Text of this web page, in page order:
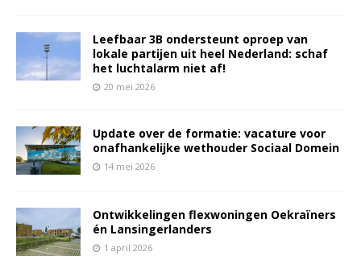
Leefbaar 3B ondersteunt oproep van
lokale partijen uit heel Nederland: schaf
het luchtalarm niet af!
20 mei 2026
Update over de formatie: vacature voor
onafhankelijke wethouder Sociaal Domein
14 mei 2026
Ontwikkelingen flexwoningen Oekraïners
én Lansingerlanders
1 april 2026